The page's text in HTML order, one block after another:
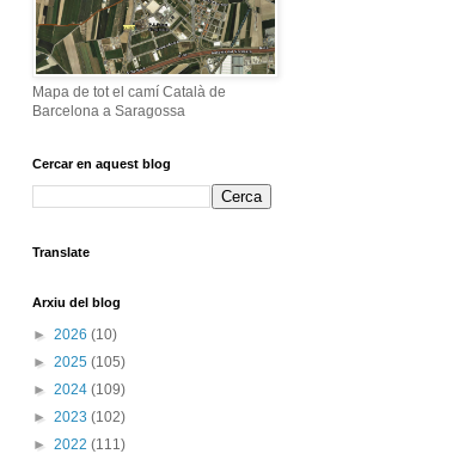
Mapa de tot el camí Català de
Barcelona a Saragossa
Cercar en aquest blog
Translate
Arxiu del blog
► 2026 (10)
► 2025 (105)
► 2024 (109)
► 2023 (102)
► 2022 (111)